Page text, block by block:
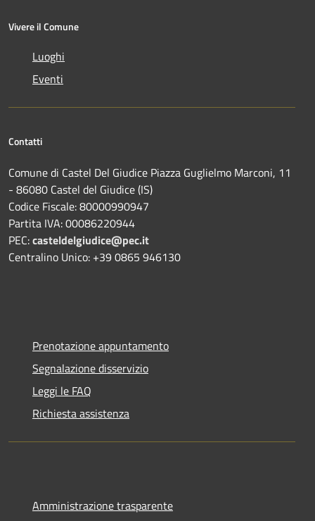
Vivere il Comune
Luoghi
Eventi
Contatti
Comune di Castel Del Giudice Piazza Guglielmo Marconi, 11
- 86080 Castel del Giudice (IS)
Codice Fiscale: 80000990947
Partita IVA: 00086220944
PEC:casteldelgiudice@pec.it
Centralino Unico: +39 0865 946130
Prenotazione appuntamento
Segnalazione disservizio
Leggi le FAQ
Richiesta assistenza
Amministrazione trasparente